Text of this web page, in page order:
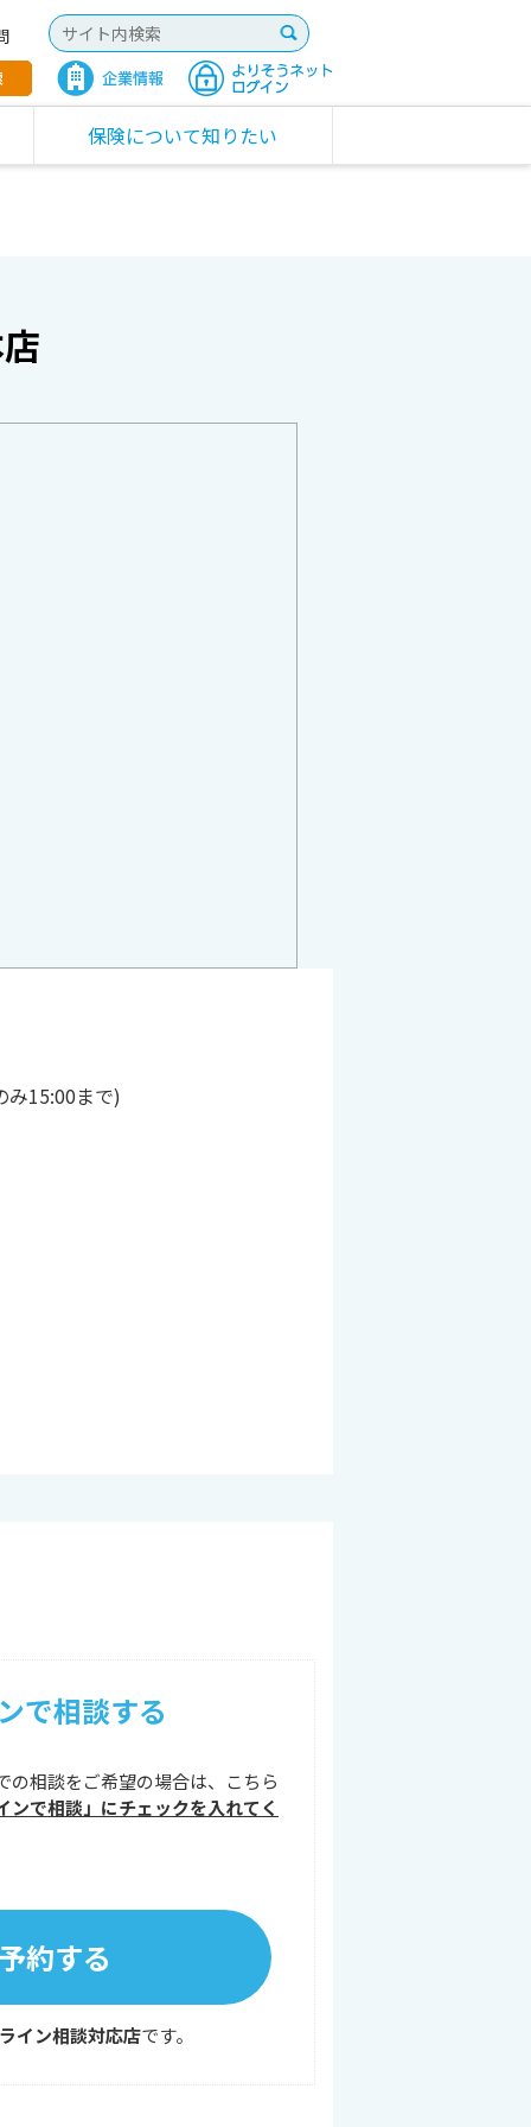
保険について知りたい
み15:00まで)
で相談する
の相談をご希望の場合は、こちら
ンで相談」にチェックを入れてく
約する
イン相談対応店です。